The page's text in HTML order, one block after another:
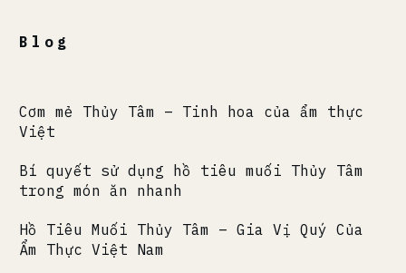
Blog
Cơm mẻ Thủy Tâm – Tinh hoa của ẩm thực
Việt
Bí quyết sử dụng hồ tiêu muối Thủy Tâm
trong món ăn nhanh
Hồ Tiêu Muối Thủy Tâm – Gia Vị Quý Của
Ẩm Thực Việt Nam